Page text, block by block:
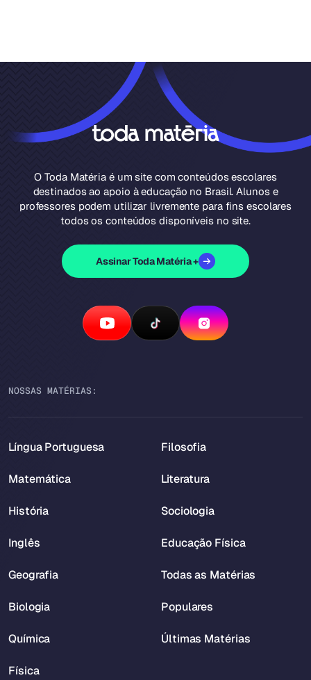
O Toda Matéria é um site com conteúdos escolares
destinados ao apoio à educação no Brasil. Alunos e
professores podem utilizar livremente para fins escolares
todos os conteúdos disponíveis no site.
Assinar Toda Matéria +
NOSSAS MATÉRIAS:
Língua Portuguesa
Matemática
História
Inglês
Geografia
Biologia
Química
Física
Filosofia
Literatura
Sociologia
Educação Física
Todas as Matérias
Populares
Últimas Matérias